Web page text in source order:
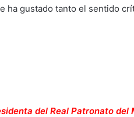
ha gustado tanto el sentido
del Real Patronato del